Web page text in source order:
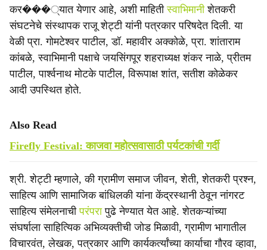
कर���्यात येणार आहे, अशी माहितीस्वाभिमानीशेतकरी
संघटनेचे संस्थापक राजू शेट्टी यांनी पत्रकार परिषदेत दिली. या
वेळी प्रा. गोमटेश्वर पाटील, डॉ. महावीर अक्कोळे, प्रा. शांताराम
कांबळे, स्वाभिमानी पक्षाचे जयसिंगपूर शहराध्यक्ष शंकर नाळे, प्रीतम
पाटील, पार्श्वनाथ मोटके पाटील, विरूपाक्ष शांत, सतीश कोळेकर
आदी उपस्थित होते.
Also Read
Firefly Festival: काजवा महोत्सवासाठी पर्यटकांची गर्दी
श्री. शेट्टी म्हणाले, की ग्रामीण समाज जीवन, शेती, शेतकरी प्रश्न,
साहित्य आणि सामाजिक बांधिलकी यांना केंद्रस्थानी ठेवून नांगरट
साहित्य संमेलनाचीपरंपरापुढे नेण्यात येत आहे. शेतकऱ्यांच्या
संघर्षाला साहित्यिक अभिव्यक्तीची जोड मिळावी, ग्रामीण भागातील
विचारवंत, लेखक, पत्रकार आणि कार्यकर्त्यांच्या कार्याचा गौरव व्हावा,